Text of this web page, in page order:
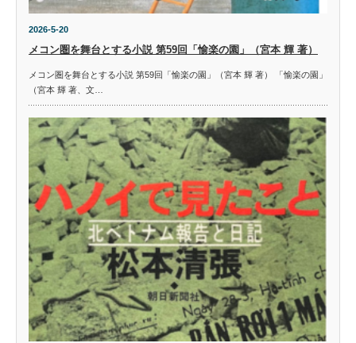
2026-5-20
メコン圏を舞台とする小説 第59回「愉楽の園」（宮本 輝 著）
メコン圏を舞台とする小説 第59回「愉楽の園」（宮本 輝 著） 「愉楽の園」
（宮本 輝 著、文…